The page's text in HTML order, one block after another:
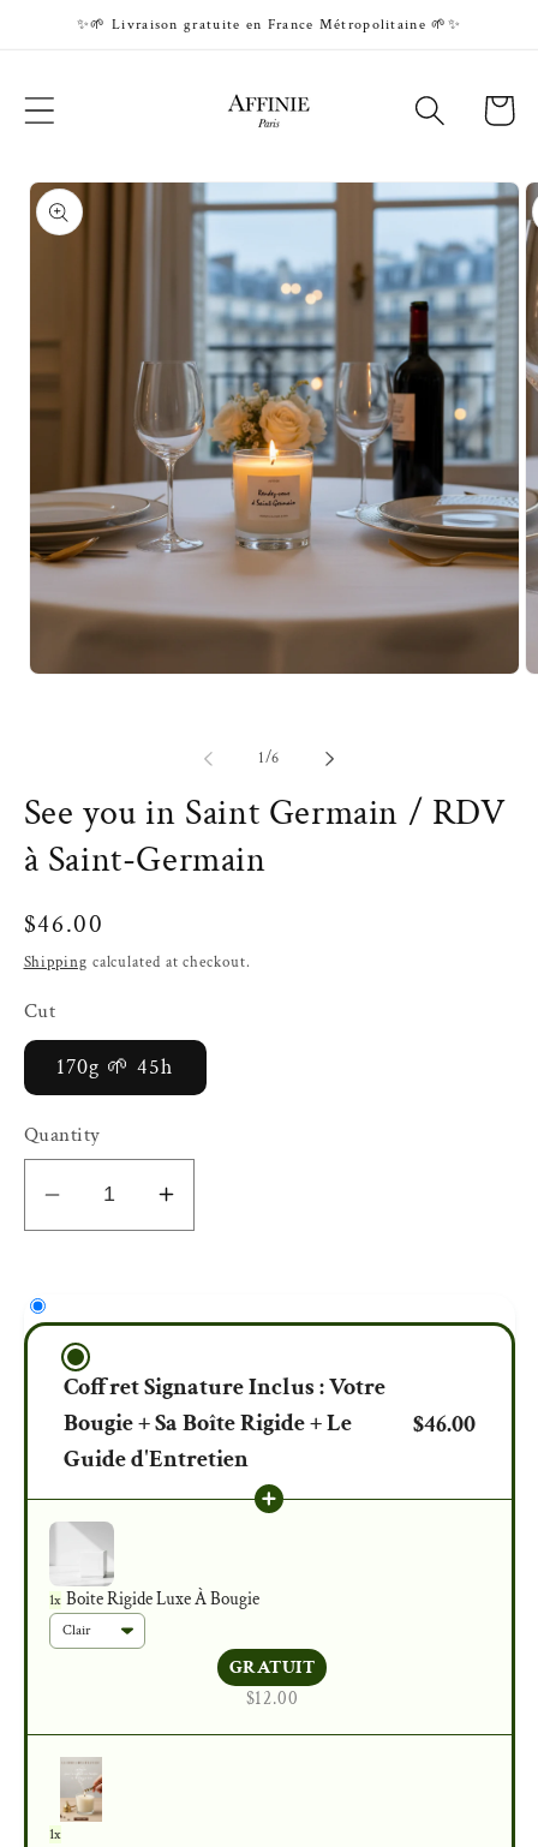
Skip to
✨🌱 Livraison gratuite en France Métropolitaine 🌱✨
Cart
Skip to
product
information
1/of
6
See you in Saint Germain / RDV
à Saint-Germain
$46.00
Shipping calculated at checkout.
Cut
170g 🌱 45h
Quantity
Decrease
quantity
you
in
Saint
Germain
RDV
à
Saint-
Germain
Increase
quantity
Saint
Germain
/
RDV
Germain
Coffret Signature Inclus : Votre
Bougie + Sa Boîte Rigide + Le
Guide d'Entretien
$46.00
1x Boite Rigide Luxe À Bougie
Clair
GRATUIT
$12.00
1x